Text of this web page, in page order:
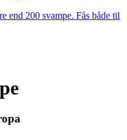
end 200 svampe. Fås både til